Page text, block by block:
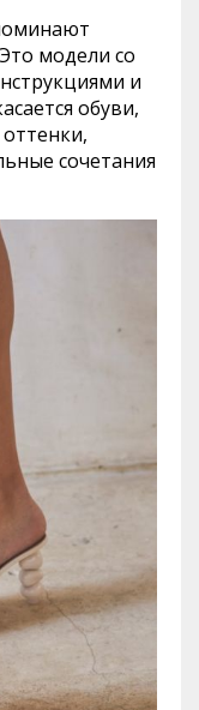
модели со
и
обуви,
сочетания